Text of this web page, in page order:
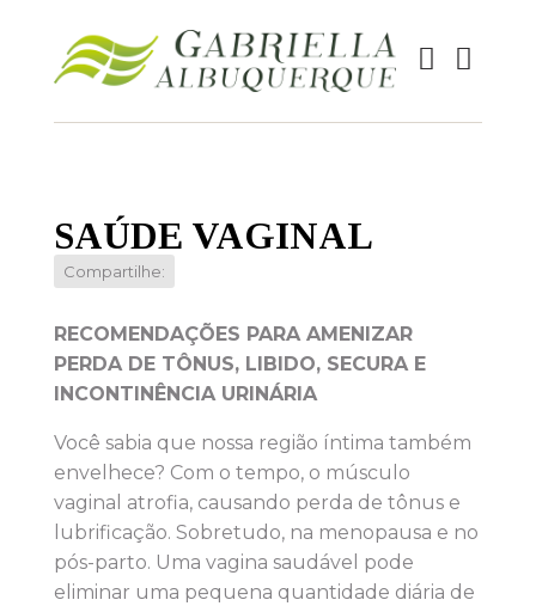
SAÚDE VAGINAL
Compartilhe:
RECOMENDAÇÕES PARA AMENIZAR
PERDA DE TÔNUS, LIBIDO, SECURA E
INCONTINÊNCIA URINÁRIA
Você sabia que nossa região íntima também
envelhece? Com o tempo, o músculo
vaginal atrofia, causando perda de tônus e
lubrificação. Sobretudo, na menopausa e no
pós-parto. Uma vagina saudável pode
eliminar uma pequena quantidade diária de